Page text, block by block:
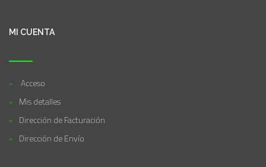
MI CUENTA
Acceso
Mis detalles
Dirección de Facturación
Dirección de Envío